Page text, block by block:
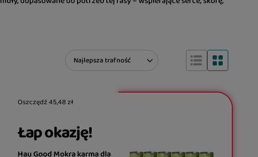
Zmień sortowanie
Najlepsza trafność
Oszczędź45,48 zł
Łap okazję!
Hau Good Mokra karma dla